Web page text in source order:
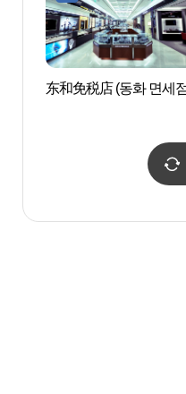
东和免税店 (동화 면세